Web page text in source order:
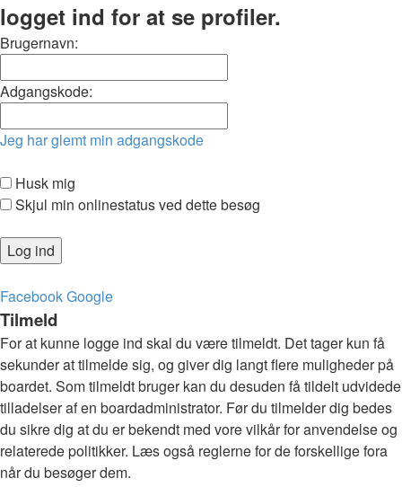
logget ind for at se profiler.
Brugernavn:
Adgangskode:
Jeg har glemt min adgangskode
Husk mig
Skjul min onlinestatus ved dette besøg
FacebookGoogle
Tilmeld
For at kunne logge ind skal du være tilmeldt. Det tager kun få
sekunder at tilmelde sig, og giver dig langt flere muligheder på
boardet. Som tilmeldt bruger kan du desuden få tildelt udvidede
tilladelser af en boardadministrator. Før du tilmelder dig bedes
du sikre dig at du er bekendt med vore vilkår for anvendelse og
relaterede politikker. Læs også reglerne for de forskellige fora
når du besøger dem.